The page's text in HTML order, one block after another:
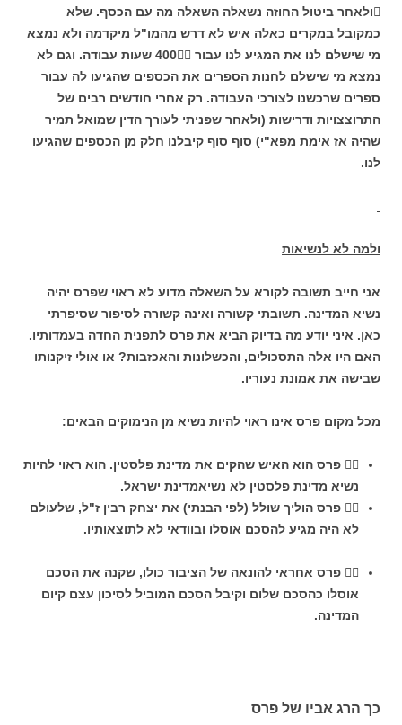
ולאחר ביטול החוזה נשאלה השאלה מה עם הכסף. שלא
כמקובל במקרים כאלה איש לא דרש מהמו"ל מיקדמה ולא נמצא
מי שישלם לנו את המגיע לנו עבור 400 שעות עבודה. וגם לא
נמצא מי שישלם לחנות הספרים את הכספים שהגיעו לה עבור
ספרים שרכשנו לצורכי העבודה. רק אחרי חודשים רבים של
התרוצצויות ודרישות (ולאחר שפניתי לעורך הדין שמואל תמיר
שהיה אז אימת מפא"י) סוף סוף קיבלנו חלק מן הכספים שהגיעו
לנו.
ולמה לא לנשיאות
אני חייב תשובה לקורא על השאלה מדוע לא ראוי שפרס יהיה
נשיא המדינה. תשובתי קשורה ואינה קשורה לסיפור שסיפרתי
כאן. איני יודע מה בדיוק הביא את פרס לתפנית החדה בעמדותיו.
האם היו אלה התסכולים, והכשלונות והאכזבות? או אולי זיקנותו
שבישה את אמונת נעוריו.
מכל מקום פרס אינו ראוי להיות נשיא מן הנימוקים הבאים:
 פרס הוא האיש שהקים את מדינת פלסטין. הוא ראוי להיות
נשיא מדינת פלסטין לא נשיאמדינת ישראל.
 פרס הוליך שולל (לפי הבנתי) את יצחק רבין ז"ל, שלעולם
לא היה מגיע להסכם אוסלו ובוודאי לא לתוצאותיו.
 פרס אחראי להונאה של הציבור כולו, שקנה את הסכם
אוסלו כהסכם שלום וקיבל הסכם המוביל לסיכון עצם קיום
המדינה.
כך הרג אביו של פרס